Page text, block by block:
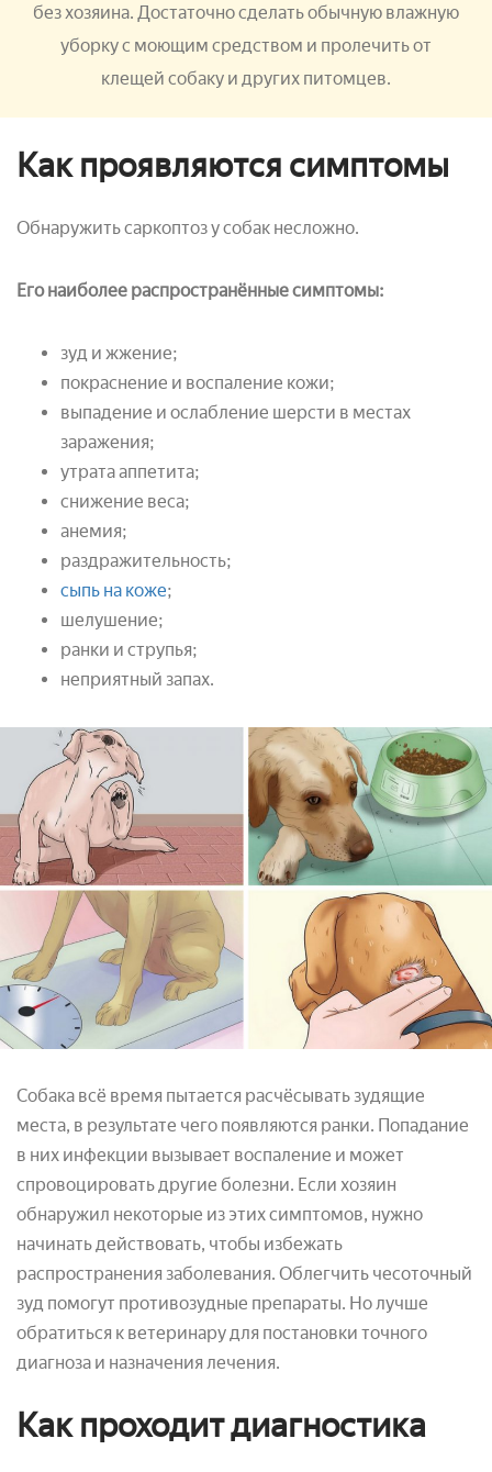
без хозяина. Достаточно сделать обычную влажную
уборку с моющим средством и пролечить от
клещей собаку и других питомцев.
Как проявляются симптомы
Обнаружить саркоптоз у собак несложно.
Его наиболее распространённые симптомы:
зуд и жжение;
покраснение и воспаление кожи;
выпадение и ослабление шерсти в местах
заражения;
утрата аппетита;
снижение веса;
анемия;
раздражительность;
сыпь на коже;
шелушение;
ранки и струпья;
неприятный запах.
Собака всё время пытается расчёсывать зудящие
места, в результате чего появляются ранки. Попадание
в них инфекции вызывает воспаление и может
спровоцировать другие болезни. Если хозяин
обнаружил некоторые из этих симптомов, нужно
начинать действовать, чтобы избежать
распространения заболевания. Облегчить чесоточный
зуд помогут противозудные препараты. Но лучше
обратиться к ветеринару для постановки точного
диагноза и назначения лечения.
Как проходит диагностика